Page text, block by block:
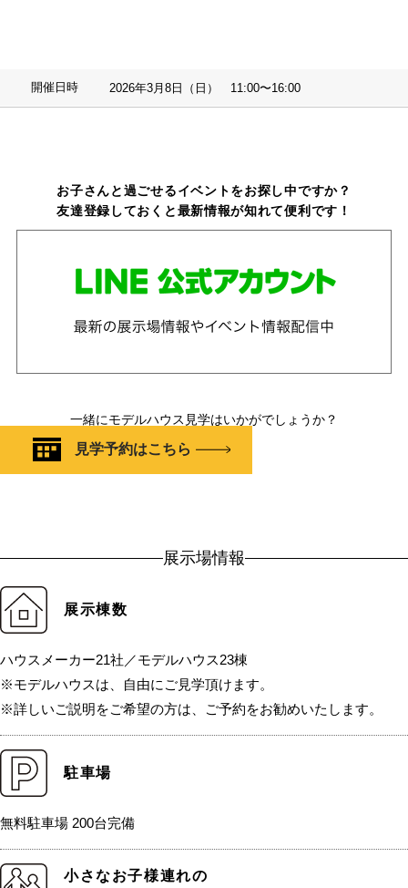
開催日時 2026年3月8日（日） 11:00〜16:00
お子さんと過ごせるイベントをお探し中ですか？
友達登録しておくと最新情報が知れて便利です！
一緒にモデルハウス見学はいかがでしょうか？
見学予約はこちら
展示場情報
展示棟数
ハウスメーカー21社／モデルハウス23棟
※モデルハウスは、自由にご見学頂けます。
※詳しいご説明をご希望の方は、ご予約をお勧めいたします。
駐車場
無料駐車場 200台完備
小さなお子様連れの